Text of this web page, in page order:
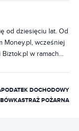
od dziesięciu lat. Od
Money.pl, wcześniej
Biztok.pl w ramach
PODATEK DOCHODOWY
STRAŻ POŻARNA